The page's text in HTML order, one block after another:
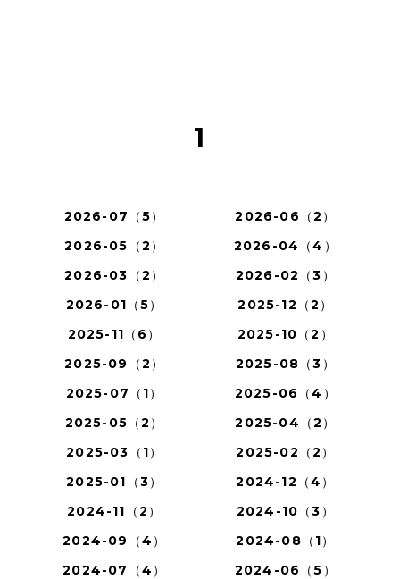
1
2026-07（5）
2026-06（2）
2026-05（2）
2026-04（4）
2026-03（2）
2026-02（3）
2026-01（5）
2025-12（2）
2025-11（6）
2025-10（2）
2025-09（2）
2025-08（3）
2025-07（1）
2025-06（4）
2025-05（2）
2025-04（2）
2025-03（1）
2025-02（2）
2025-01（3）
2024-12（4）
2024-11（2）
2024-10（3）
2024-09（4）
2024-08（1）
2024-07（4）
2024-06（5）